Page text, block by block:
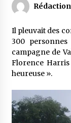
Rédaction
Il pleuvait des
300
campagne de
Florence
heureuse ».